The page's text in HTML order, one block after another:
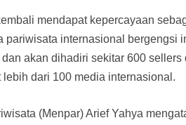
mendapat kepercayaan
pariwisata internasional bergengsi
akan dihadiri sekitar 600
lebih dari 100 media internasional.
(Menpar) Arief Yahya